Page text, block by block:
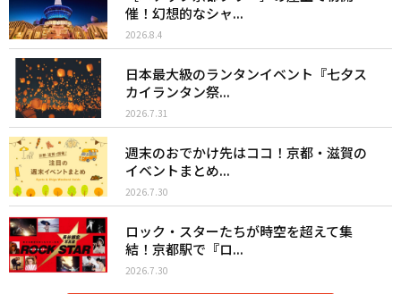
催！幻想的なシャ...
2026.8.4
日本最大級のランタンイベント『七夕ス
カイランタン祭...
2026.7.31
週末のおでかけ先はココ！京都・滋賀の
イベントまとめ...
2026.7.30
ロック・スターたちが時空を超えて集
結！京都駅で『ロ...
2026.7.30